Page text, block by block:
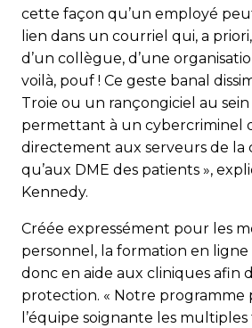
cette façon qu’un employé
lien dans un courriel qui, a
d’un collègue, d’une
voilà, pouf ! Ce geste banal
Troie ou un rançongiciel au
permettant à un cybercriminel
directement aux serveurs de la
qu’aux DME des patients »,
Kennedy.
Créée expressément pour les
personnel, la formation en ligne
donc en aide aux cliniques afin
protection. « Notre programme
l’équipe soignante les